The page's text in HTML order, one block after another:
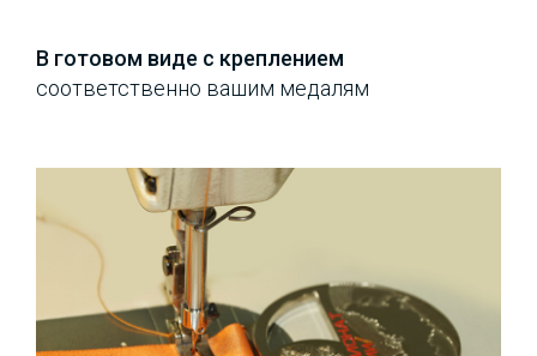
В готовом виде с креплением
соответственно вашим медалям